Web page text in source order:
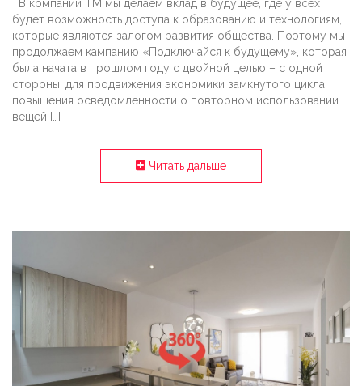
В компании ТМ мы делаем вклад в будущее, где у всех
будет возможность доступа к образованию и технологиям,
которые являются залогом развития общества. Поэтому мы
продолжаем кампанию «Подключайся к будущему», которая
была начата в прошлом году с двойной целью – с одной
стороны, для продвижения экономики замкнутого цикла,
повышения осведомленности о повторном использовании
вещей […]
Читать дальше